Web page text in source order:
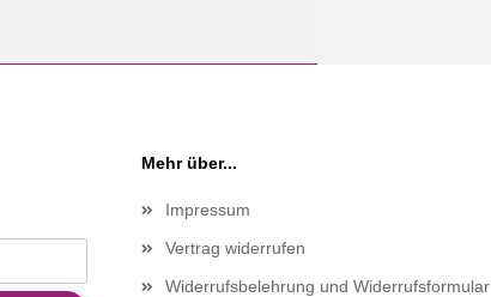
Mehr über...
Impressum
Vertrag widerrufen
Widerrufsbelehrung und Widerrufsformular